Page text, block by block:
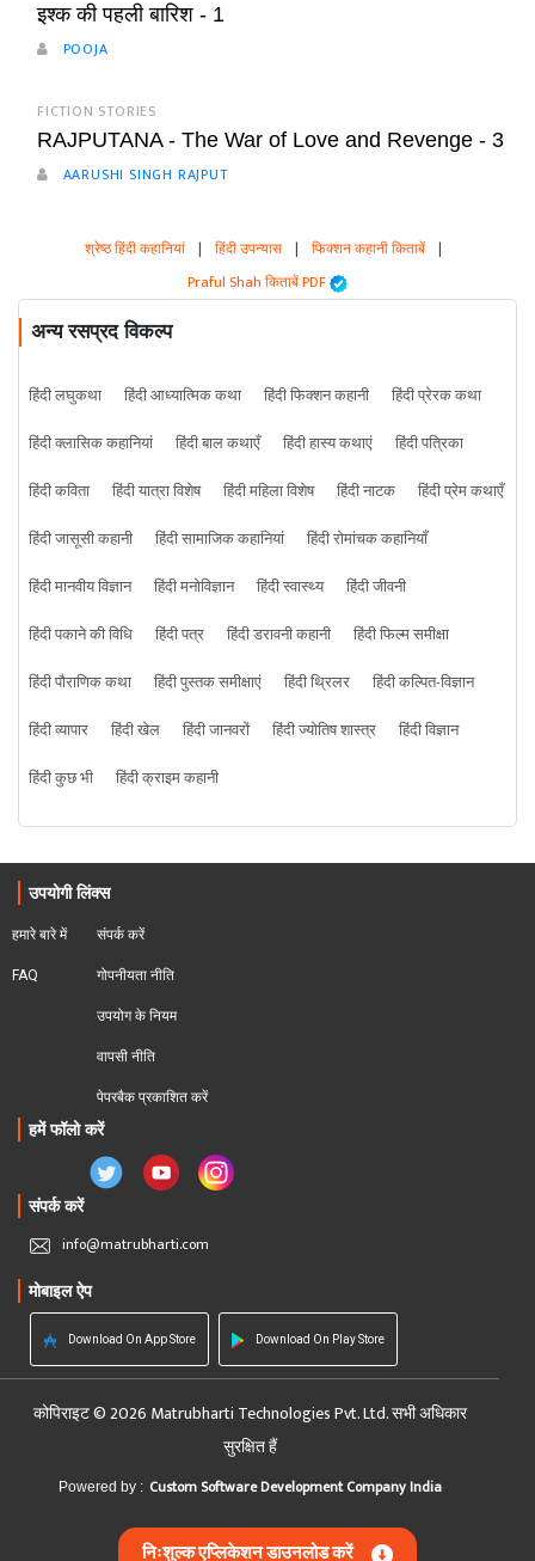
इश्क की पहली बारिश - 1
POOJA
FICTION STORIES
RAJPUTANA - The War of Love and Revenge - 3
AARUSHI SINGH RAJPUT
श्रेष्ठ हिंदी कहानियां | हिंदी उपन्यास | फिक्शन कहानी किताबें |
Praful Shah किताबें PDF
अन्य रसप्रद विकल्प
हिंदी लघुकथा हिंदी आध्यात्मिक कथा हिंदी फिक्शन कहानी
हिंदी प्रेरक कथा
हिंदी क्लासिक कहानियां
हिंदी बाल कथाएँ हिंदी हास्य कथाएं
हिंदी पत्रिका
हिंदी कविता
हिंदी यात्रा विशेष हिंदी महिला विशेष हिंदी नाटक
हिंदी प्रेम कथाएँ
हिंदी जासूसी कहानी
हिंदी सामाजिक कहानियां
हिंदी रोमांचक कहानियाँ
हिंदी मानवीय विज्ञान
हिंदी मनोविज्ञान हिंदी स्वास्थ्य
हिंदी जीवनी
हिंदी पकाने की विधि
हिंदी पत्र हिंदी डरावनी कहानी
हिंदी फिल्म समीक्षा
हिंदी पौराणिक कथा
हिंदी पुस्तक समीक्षाएं हिंदी थ्रिलर
हिंदी कल्पित-विज्ञान
हिंदी व्यापार
हिंदी खेल हिंदी जानवरों हिंदी ज्योतिष शास्त्र
हिंदी विज्ञान
हिंदी कुछ भी
हिंदी क्राइम कहानी
उपयोगी लिंक्स
हमारे बारे में
FAQ
संपर्क करें
गोपनीयता नीति
उपयोग के नियम
वापसी नीति
पेपरबैक प्रकाशित करें
हमें फॉलो करें
संपर्क करें
info@matrubharti.com
मोबाइल ऐप
Download On App Store Download On Play Store
कोपिराइट © 2026 Matrubharti Technologies Pvt. Ltd. सभी अधिकार
सुरक्षित हैं
Powered by : Custom Software Development Company India
निःशुल्क एप्लिकेशन डाउनलोड करें